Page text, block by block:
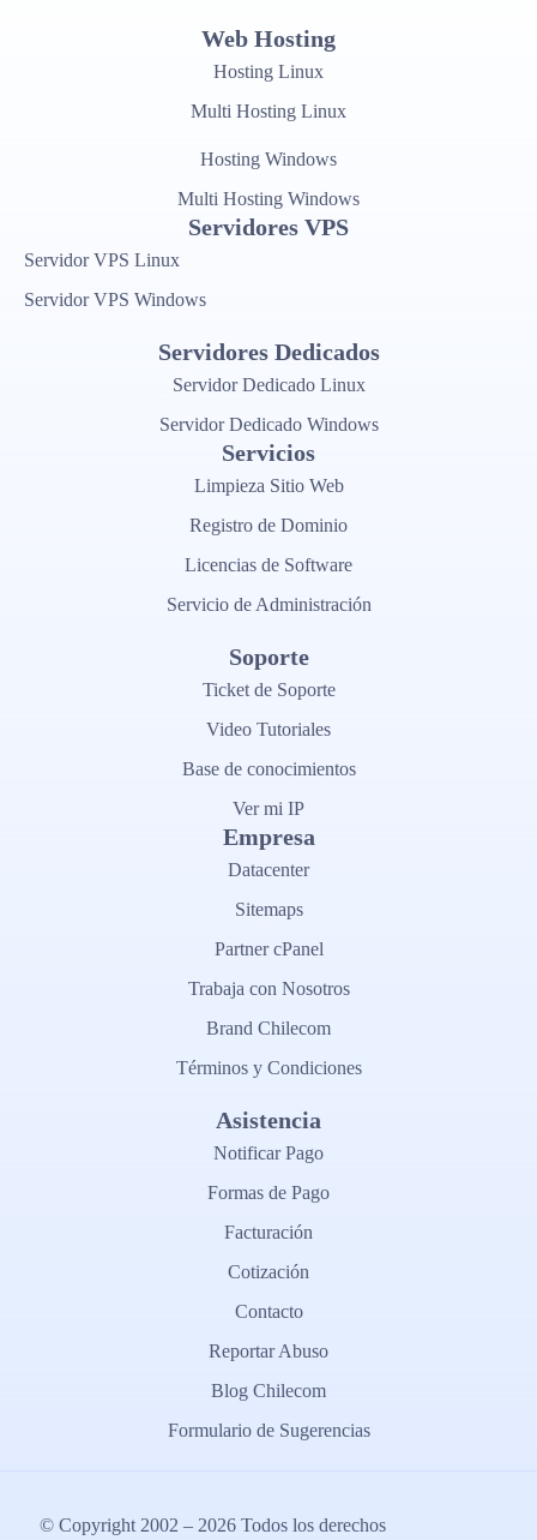
Web Hosting
Hosting Linux
Multi Hosting Linux
Hosting Windows
Multi Hosting Windows
Servidores VPS
Servidor VPS Linux
Servidor VPS Windows
Servidores Dedicados
Servidor Dedicado Linux
Servidor Dedicado Windows
Servicios
Limpieza Sitio Web
Registro de Dominio
Licencias de Software
Servicio de Administración
Soporte
Ticket de Soporte
Video Tutoriales
Base de conocimientos
Ver mi IP
Empresa
Datacenter
Sitemaps
Partner cPanel
Trabaja con Nosotros
Brand Chilecom
Términos y Condiciones
Asistencia
Notificar Pago
Formas de Pago
Facturación
Cotización
Contacto
Reportar Abuso
Blog Chilecom
Formulario de Sugerencias
© Copyright 2002 – 2026 Todos los derechos